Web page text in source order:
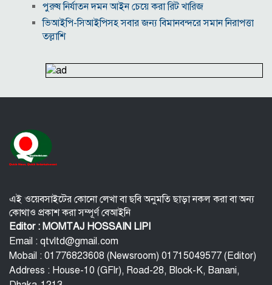
পুরুষ নির্যাতন দমন আইন চেয়ে করা রিট খারিজ
ভিআইপি-সিআইপিসহ সবার জন্য বিমানবন্দরে সমান নিরাপত্তা
তল্লাশি
চৌম্বক রহস্য
প্রতারণা মামলায় সালমান খানকে আদালতে তলব
হিরোশিমা-নাগাসাকি হামলার ৮১ বছর: বর্তমান বিশ্বে
পারমাণবিক পরিস্থিতি কি?
এই ওয়েবসাইটের কোনো লেখা বা ছবি অনুমতি ছাড়া নকল করা বা অন্য
কোথাও প্রকাশ করা সম্পূর্ণ বেআইনি
Editor : MOMTAJ HOSSAIN LIPI
Email : qtvltd@gmail.com
Mobail : 01776823608 (Newsroom) 01715049577 (Editor)
Address : House-10 (GFlr), Road-28, Block-K, Banani,